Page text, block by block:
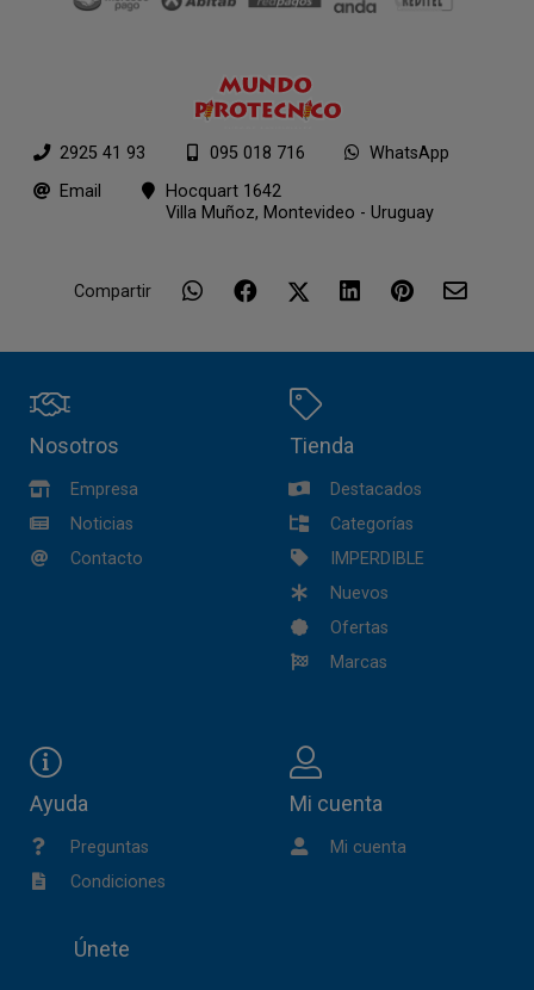
2925 41 93 095 018 716
WhatsApp
Email
Hocquart 1642
Villa Muñoz, Montevideo - Uruguay
Compartir
Nosotros
Empresa
Noticias
Contacto
Tienda
Destacados
Categorías
IMPERDIBLE
Nuevos
Ofertas
Marcas
Ayuda
Preguntas
Condiciones
Mi cuenta
Mi cuenta
Únete